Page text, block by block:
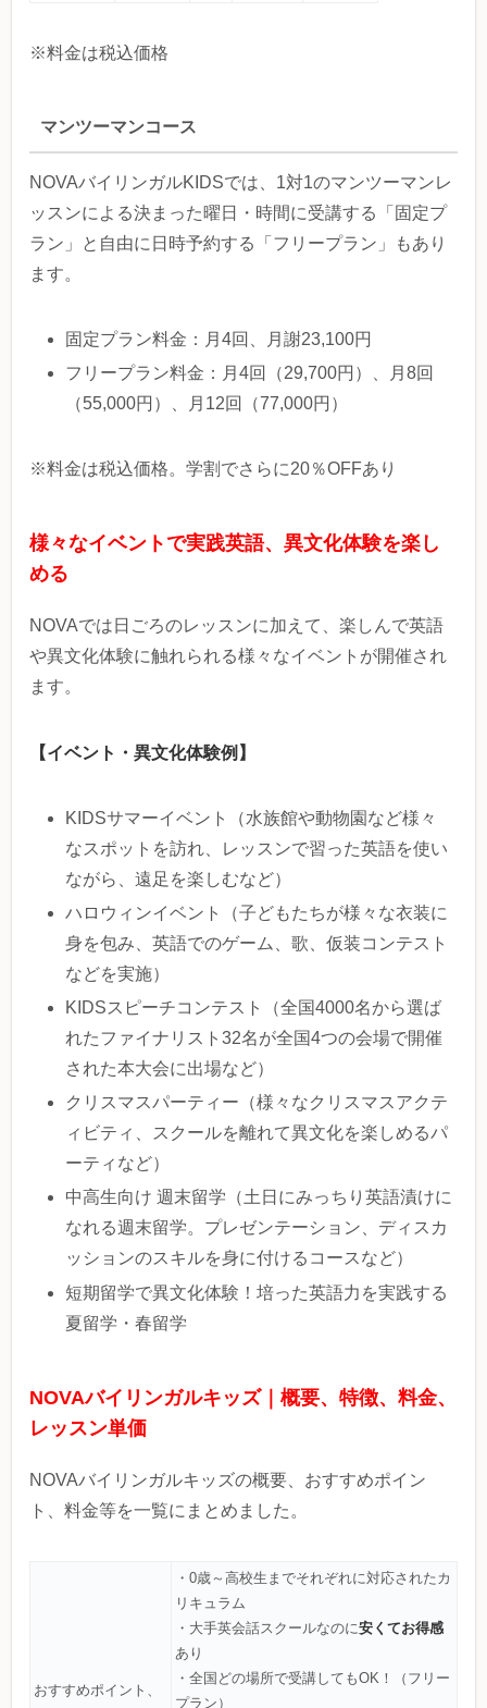
※料金は税込価格
マンツーマンコース
NOVAバイリンガルKIDSでは、1対1のマンツーマンレ
ッスンによる決まった曜日・時間に受講する「固定プ
ラン」と自由に日時予約する「フリープラン」もあり
ます。
固定プラン料金：月4回、月謝23,100円
フリープラン料金：月4回（29,700円）、月8回
（55,000円）、月12回（77,000円）
※料金は税込価格。学割でさらに20％OFFあり
様々なイベントで実践英語、異文化体験を楽し
める
NOVAでは日ごろのレッスンに加えて、楽しんで英語
や異文化体験に触れられる様々なイベントが開催され
ます。
【イベント・異文化体験例】
KIDSサマーイベント（水族館や動物園など様々
なスポットを訪れ、レッスンで習った英語を使い
ながら、遠足を楽しむなど）
ハロウィンイベント（子どもたちが様々な衣装に
身を包み、英語でのゲーム、歌、仮装コンテスト
などを実施）
KIDSスピーチコンテスト（全国4000名から選ば
れたファイナリスト32名が全国4つの会場で開催
された本大会に出場など）
クリスマスパーティー（様々なクリスマスアクテ
ィビティ、スクールを離れて異文化を楽しめるパ
ーティなど）
中高生向け 週末留学（土日にみっちり英語漬けに
なれる週末留学。プレゼンテーション、ディスカ
ッションのスキルを身に付けるコースなど）
短期留学で異文化体験！培った英語力を実践する
夏留学・春留学
NOVAバイリンガルキッズ｜概要、特徴、料金、
レッスン単価
NOVAバイリンガルキッズの概要、おすすめポイン
ト、料金等を一覧にまとめました。
おすすめポイント、
・0歳～高校生までそれぞれに対応されたカ
リキュラム
・大手英会話スクールなのに安くてお得感
あり
・全国どの場所で受講してもOK！（フリー
プラン）